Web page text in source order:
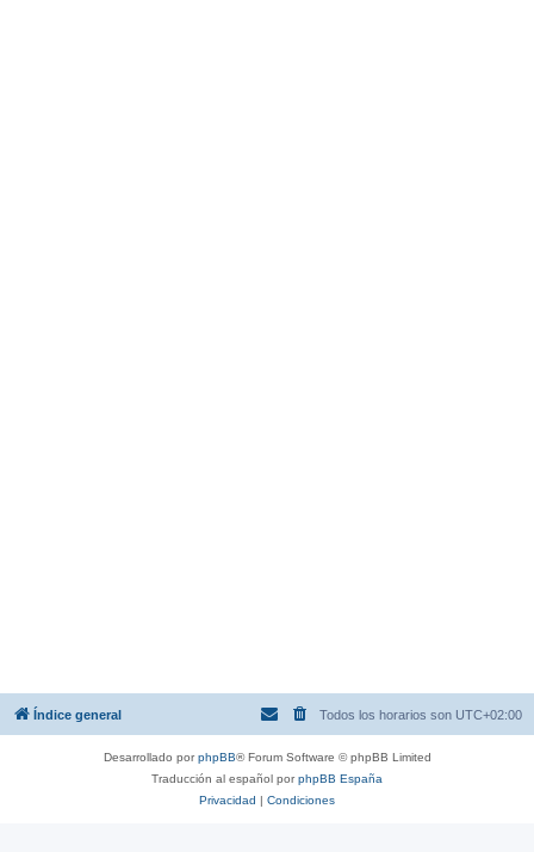
Índice general Todos los horarios son UTC+02:00
Desarrollado porphpBB® Forum Software © phpBB Limited
Traducción al español porphpBB España
Privacidad | Condiciones